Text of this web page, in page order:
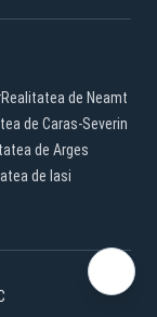
Realitatea de Neamt
de Caras-Severin
de Arges
de Iasi